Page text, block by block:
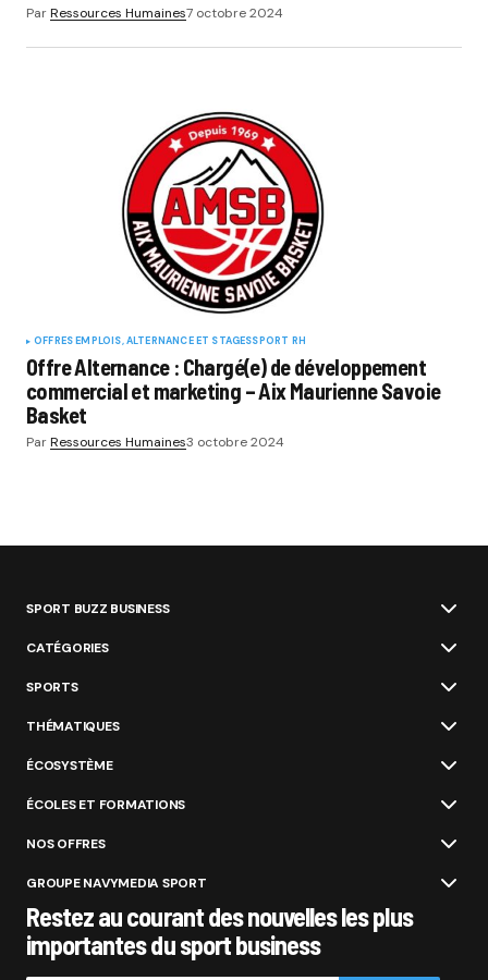
ParRessources Humaines7 octobre 2024
OFFRES EMPLOIS, ALTERNANCE ET STAGESSPORT RH
Offre Alternance : Chargé(e) de développement
commercial et marketing – Aix Maurienne Savoie
Basket
ParRessources Humaines3 octobre 2024
SPORT BUZZ BUSINESS
CATÉGORIES
SPORTS
THÉMATIQUES
ÉCOSYSTÈME
ÉCOLES ET FORMATIONS
NOS OFFRES
GROUPE NAVYMEDIA SPORT
Restez au courant des nouvelles les plus
importantes du sport business